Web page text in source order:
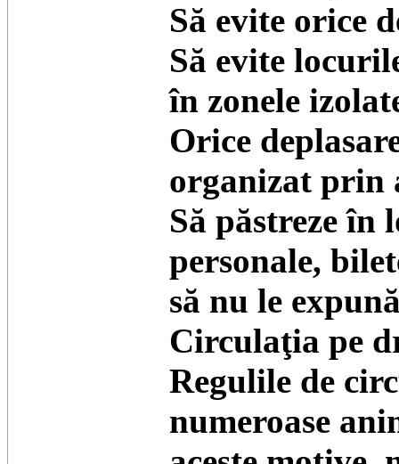
Să evite orice
Să evite
în zonele
Orice
organizat prin
Să păstreze în
personale,
să nu le
Circulaţia pe
Regulile de
numeroase